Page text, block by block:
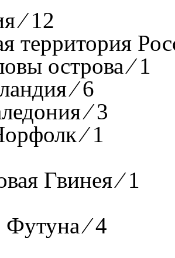
⁄ 12
территория
острова ⁄ 1
⁄ 6
⁄ 3
⁄ 1
Гвинея ⁄ 1
⁄ 4